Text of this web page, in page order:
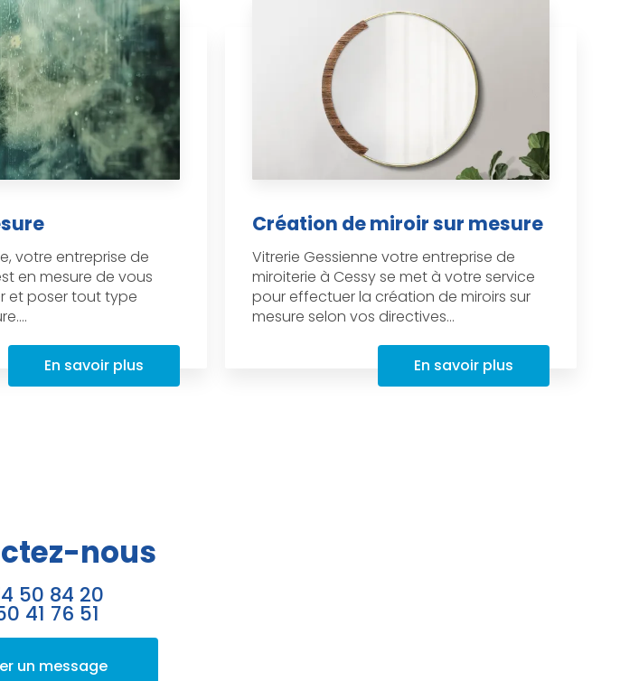
votre entreprise de
en mesure de vous
et poser tout type
En savoir plus
Création de miroir sur mesure
Vitrerie Gessienne votre entreprise de
miroiterie à Cessy se met à votre service
pour effectuer la création de miroirs sur
mesure selon vos directives...
En savoir plus
nous
50 84 20
41 76 51
un message